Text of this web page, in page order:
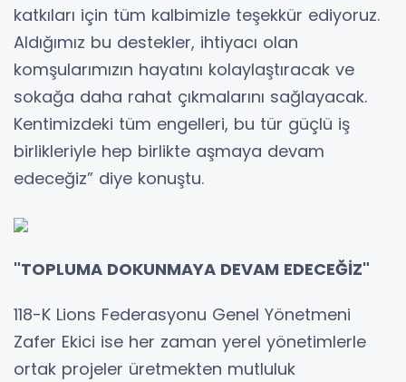
katkıları için tüm kalbimizle teşekkür ediyoruz.
Aldığımız bu destekler, ihtiyacı olan
komşularımızın hayatını kolaylaştıracak ve
sokağa daha rahat çıkmalarını sağlayacak.
Kentimizdeki tüm engelleri, bu tür güçlü iş
birlikleriyle hep birlikte aşmaya devam
edeceğiz” diye konuştu.
"TOPLUMA DOKUNMAYA DEVAM EDECEĞİZ"
118-K Lions Federasyonu Genel Yönetmeni
Zafer Ekici ise her zaman yerel yönetimlerle
ortak projeler üretmekten mutluluk